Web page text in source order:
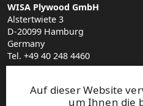
Auf dieser Website
um Ihnen die
WISA Plywood GmbH
Alstertwiete 3
D-20099 Hamburg
Germany
Tel. +49 40 248 4460
General Sales Conditions